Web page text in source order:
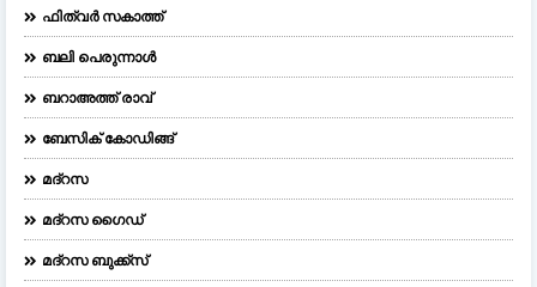
ഫിത്വർ സകാത്ത്
ബലി പെരുന്നാള്‍
ബറാഅത്ത് രാവ്
ബേസിക് കോഡിങ്ങ്
മദ്റസ
മദ്‌റസ ഗൈഡ്
മദ്റസ ബുക്ക്സ്